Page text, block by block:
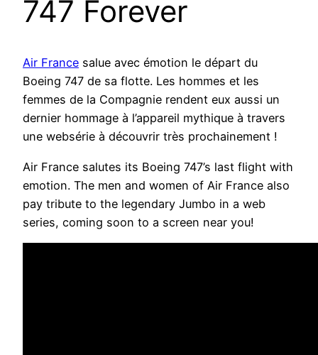
747 Forever
Air France salue avec émotion le départ du
Boeing 747 de sa flotte. Les hommes et les
femmes de la Compagnie rendent eux aussi un
dernier hommage à l’appareil mythique à travers
une websérie à découvrir très prochainement !
Air France salutes its Boeing 747’s last flight with
emotion. The men and women of Air France also
pay tribute to the legendary Jumbo in a web
series, coming soon to a screen near you!